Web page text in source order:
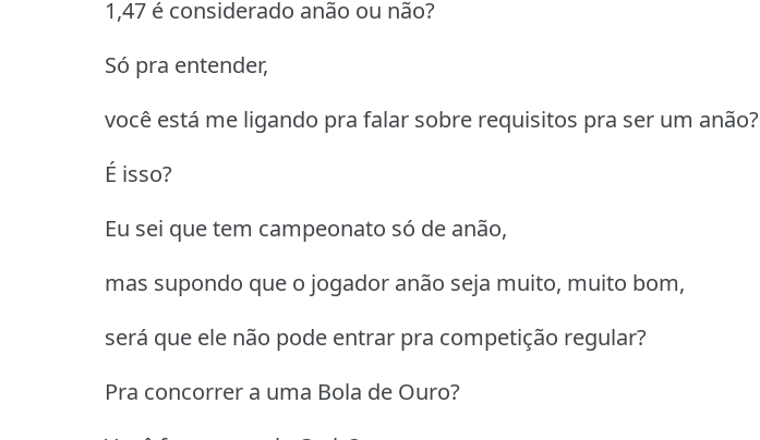
1,47 é considerado anão ou não?
Só pra entender,
você está me ligando pra falar sobre requisitos pra ser um anão?
É isso?
Eu sei que tem campeonato só de anão,
mas supondo que o jogador anão seja muito, muito bom,
será que ele não pode entrar pra competição regular?
Pra concorrer a uma Bola de Ouro?